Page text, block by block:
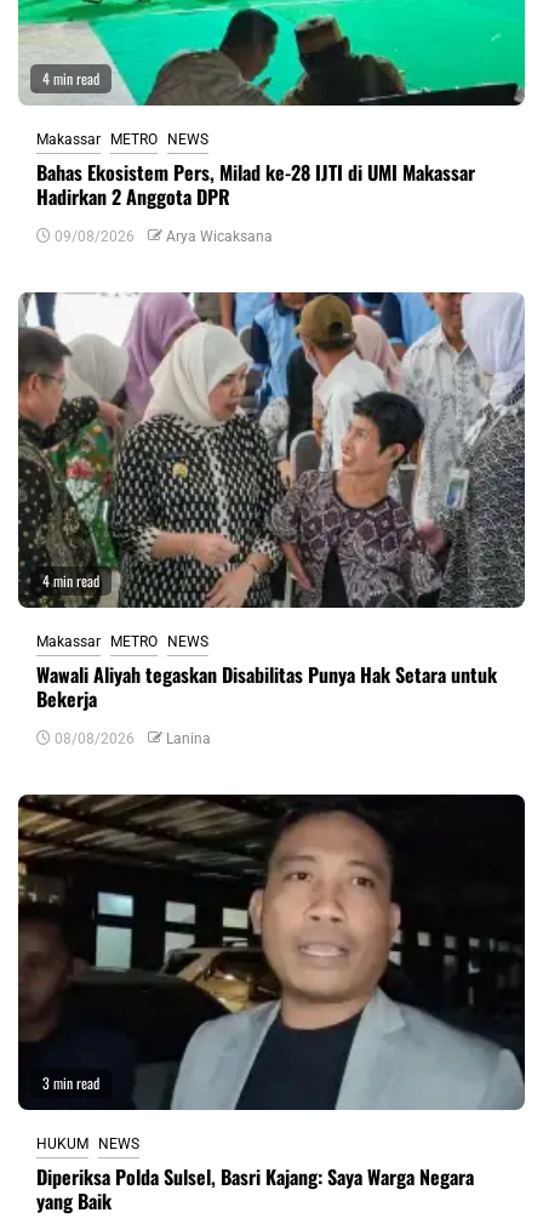
4 min read
Makassar METRO NEWS
Bahas Ekosistem Pers, Milad ke-28 IJTI di UMI Makassar
Hadirkan 2 Anggota DPR
09/08/2026 Arya Wicaksana
4 min read
Makassar METRO NEWS
Wawali Aliyah tegaskan Disabilitas Punya Hak Setara untuk
Bekerja
08/08/2026 Lanina
3 min read
HUKUM NEWS
Diperiksa Polda Sulsel, Basri Kajang: Saya Warga Negara
yang Baik